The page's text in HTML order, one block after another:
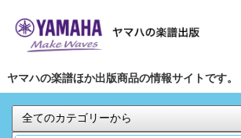
ヤマハの楽譜ほか出版商品の情報サイトです。